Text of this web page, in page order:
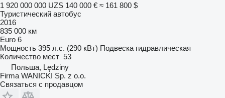
1 920 000 000 UZS 140 000 € ≈ 161 800 $
Туристический автобус
2016
835 000 км
Euro 6
Мощность 395 л.с. (290 кВт) Подвеска гидравлическая
Количество мест 53
Польша, Lędziny
Firma WANICKI Sp. z o.o.
Связаться с продавцом